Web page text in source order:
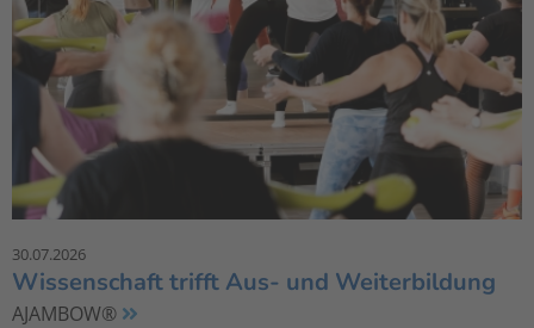
30.07.2026
Wissenschaft trifft Aus- und Weiterbildung
AJAMBOW®